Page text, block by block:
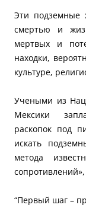
Эти подземные
смертью и
мертвых и
находки,
культуре,
Учеными из
Мексики
раскопок под
искать
метода
“Первый шаг –